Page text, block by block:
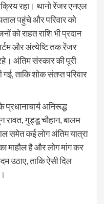
रहा। थानो रेंजर एनएल
पहुंचे और परिवार को
को राहत राशि भी प्रदान
और अंत्येष्टि तक रेंजर
अंतिम संस्कार की पूरी
ताकि शोक संतप्त परिवार
अनिरूद्ध
गुड्डू चौहान, बालम
समेत कई लोग अंतिम यात्रा
माहौल है और लोग मांग कर
उठाए, ताकि ऐसी दिल